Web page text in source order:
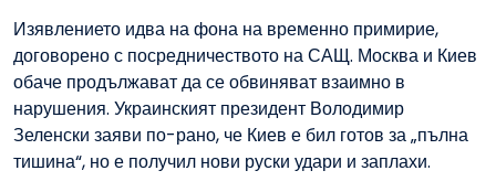
Изявлението идва на фона на временно примирие,
договорено с посредничеството на САЩ. Москва и Киев
обаче продължават да се обвиняват взаимно в
нарушения. Украинският президент Володимир
Зеленски заяви по-рано, че Киев е бил готов за „пълна
тишина“, но е получил нови руски удари и заплахи.